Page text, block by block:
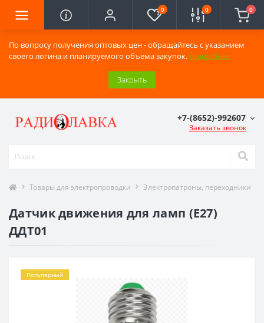
По вопросу получения оптовых цен - обращайтесь с указанием
своего логина и планируемого объема закупок. Подробнее
Закрыть
0 0 0
+7-(8652)-992607
Заказать звонок
Товары для электропроводки Электропатроны, переходники
Датчик движения для ламп (E27)
ДДТ01
Популярный